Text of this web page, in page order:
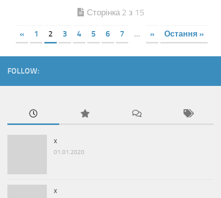
Сторінка 2 з 15
« 1 2 3 4 5 6 7 ... » Остання »
FOLLOW:
x
01.01.2020
x